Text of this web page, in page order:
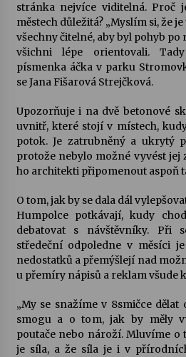
Varhanní recitál
Želiv
3. 7. 2026
Petr Adamec –
stránka nejvíce viditelná. Proč
městech důležitá? „Myslím si, že
všechny čitelné, aby byl pohyb po
všichni lépe orientovali.
písmenka áčka v parku
se Jana Fišarová Strejčková.
Upozorňuje i na dvě betonové
uvnitř, které stojí v místech,
potok. Je zatrubněný a ukrytý
protože nebylo možné vyvést jej
ho architekti připomenout aspoň
O tom, jak by se dala dál
Humpolce potkávají, kudy
debatovat s návštěvníky. Při
středeční odpoledne v měsíci
nedostatků a přemýšlejí nad
u přemíry nápisů a reklam všude
„My se snažíme v 8smičce
smogu a o tom, jak by měly
poutače nebo nároží. Mluvíme o
je síla, a že síla je i v